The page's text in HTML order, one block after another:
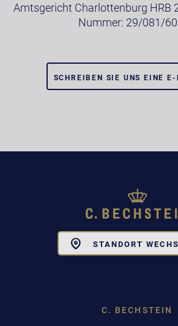
Amtsgericht Charlottenburg HRB
Nummer: 29/081/
SCHREIBEN SIE UNS EINE
STANDORT
C. BECHSTEIN